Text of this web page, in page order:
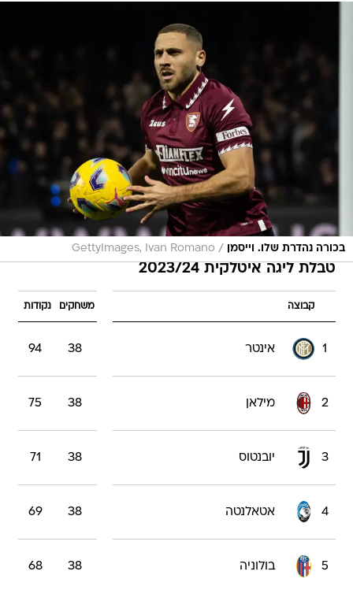
בכורה נהדרת שלו. וייסמן /
GettyImages, Ivan Romano
טבלת ליגה איטלקית 2023/24
קבוצה משחקים נקודות
1 אינטר 38
94
2 מילאן 38
75
3 יובנטוס 38
71
4 אטאלנטה 38
69
5 בולוניה 38
68